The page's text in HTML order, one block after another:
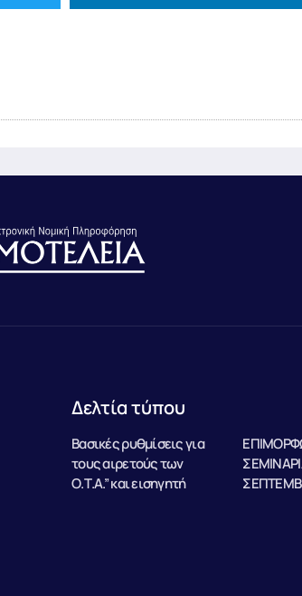
Δελτία τύπου
Βασικές ρυθμίσεις για
τους αιρετούς των
Ο.Τ.Α.” και εισηγητή